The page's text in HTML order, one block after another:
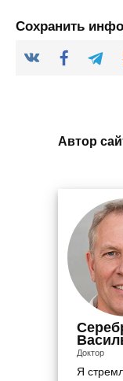
Сохранить
Автор
Доктор
Я